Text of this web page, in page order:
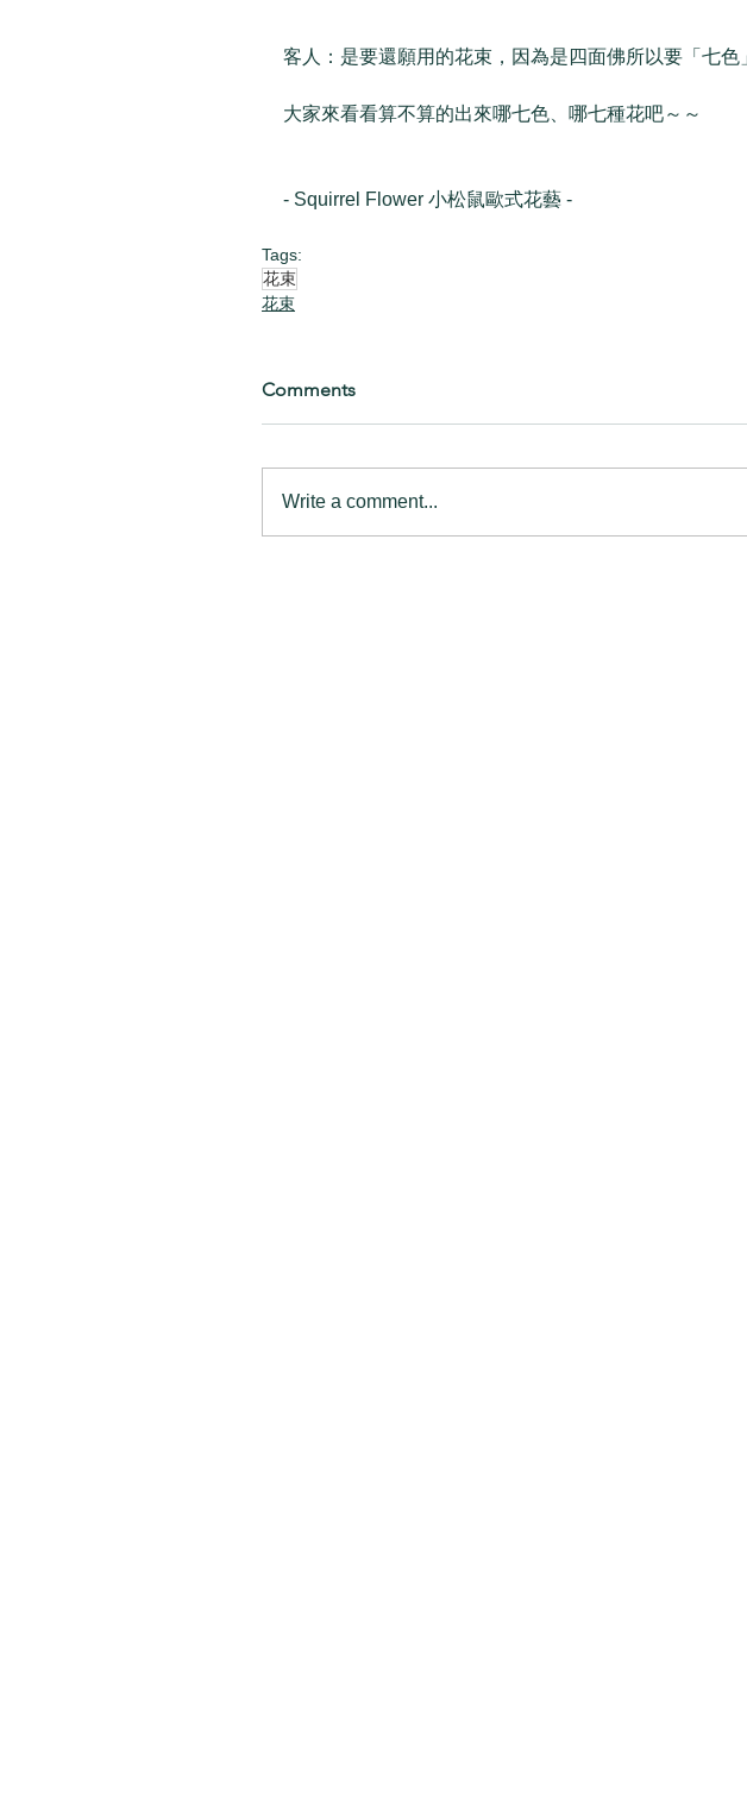
客人：是要還願用的花束，因為是四面佛所以要「七色
大家來看看算不算的出來哪七色、哪七種花吧～～
- Squirrel Flower 小松鼠歐式花藝 -
Tags:
花束
花束
Comments
Write a comment...